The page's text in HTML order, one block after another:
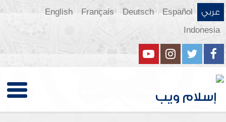
عربي Español
Deutsch
Français
English
Indonesia